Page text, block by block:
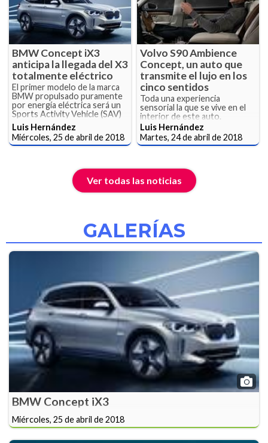
BMW Concept iX3
anticipa la llegada del X3
totalmente eléctrico
El primer modelo de la marca
BMW propulsado puramente
por energía eléctrica será un
Sports Activity Vehicle (SAV)
Luis Hernández
Miércoles, 25 de abril de 2018
Volvo S90 Ambience
Concept, un auto que
transmite el lujo en los
cinco sentidos
Toda una experiencia
sensorial la que se vive en el
interior de este auto.
Luis Hernández
Martes, 24 de abril de 2018
Ver todas las noticias
GALERÍAS
BMW Concept iX3
Miércoles, 25 de abril de 2018